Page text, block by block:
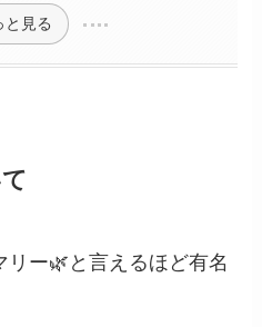
と見る
ー🌿と言えるほど有名